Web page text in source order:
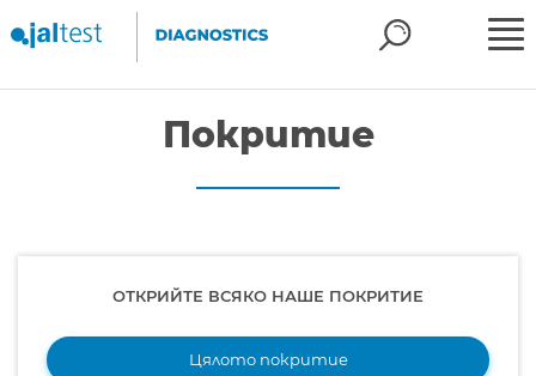
Покритие
ОТКРИЙТЕ ВСЯКО НАШЕ ПОКРИТИЕ
Цялото покритие